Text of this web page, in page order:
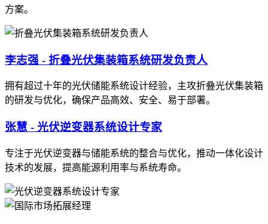
方案。
李志强 - 折叠光伏集装箱系统研发负责人
拥有超过十年的光伏储能系统设计经验，主攻折叠光伏集装箱
的研发与优化，确保产品高效、安全、易于部署。
张慧 - 光伏逆变器系统设计专家
专注于光伏逆变器与储能系统的整合与优化，推动一体化设计
技术的发展，提高能源利用率与系统寿命。